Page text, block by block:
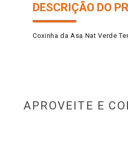
DESCRIÇÃO DO
Coxinha da Asa Nat Verde
APROVEITE E